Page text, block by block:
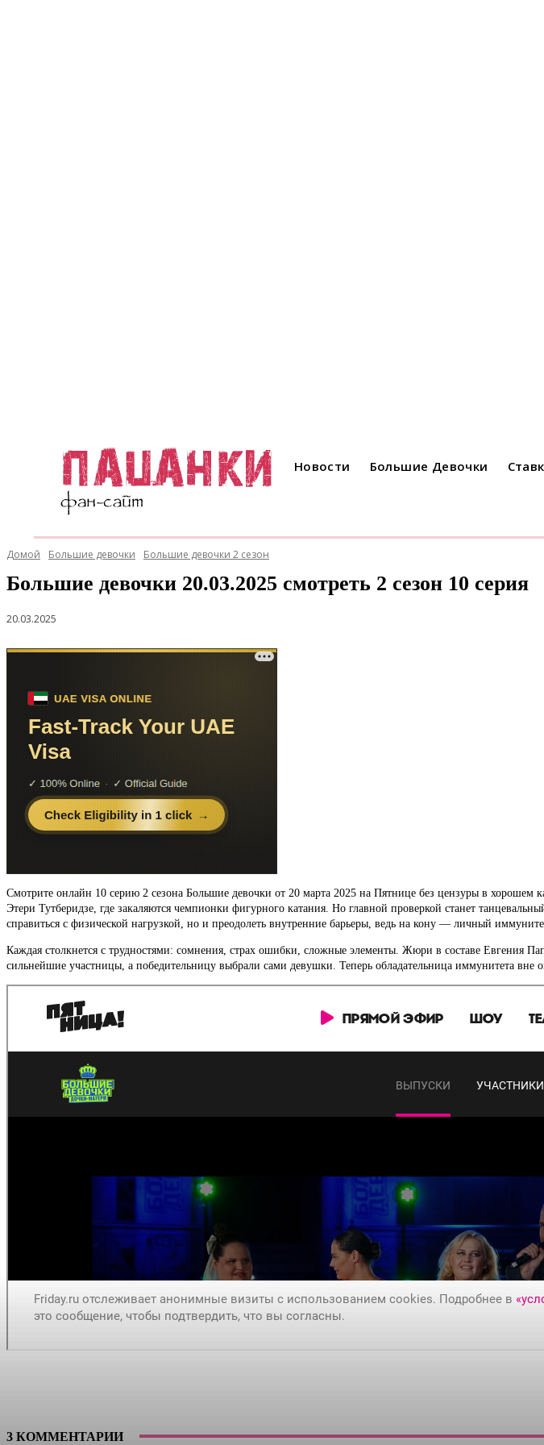
Новости Большие Девочки
Домой Большие девочки Большие девочки 2 сезон
Большие девочки 20.03.2025 смотреть 2 сезон 10 серия
20.03.2025
Смотрите онлайн 10 серию 2 сезона Большие девочки от 20 марта 2025 на Пятнице без цензуры в хорошем
Этери Тутберидзе, где закаляются чемпионки фигурного катания. Но главной проверкой станет
справиться с физической нагрузкой, но и преодолеть внутренние барьеры, ведь на кону — личный
Каждая столкнется с трудностями: сомнения, страх ошибки, сложные элементы. Жюри в составе
сильнейшие участницы, а победительницу выбрали сами девушки. Теперь обладательница иммунитета вне
3 КОММЕНТАРИИ